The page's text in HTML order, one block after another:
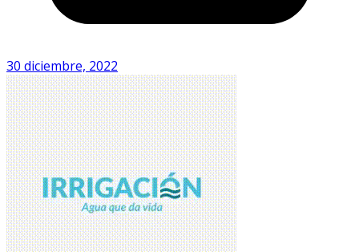
30 diciembre, 2022